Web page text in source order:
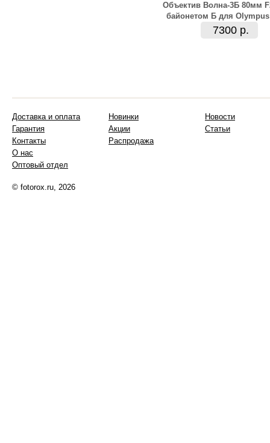
Объектив Волна-3Б 80мм
байонетом Б для
7300 р.
Доставка и оплата
Гарантия
Контакты
О нас
Оптовый отдел
Новинки
Акции
Распродажа
Новости
Статьи
© fotorox.ru, 2026